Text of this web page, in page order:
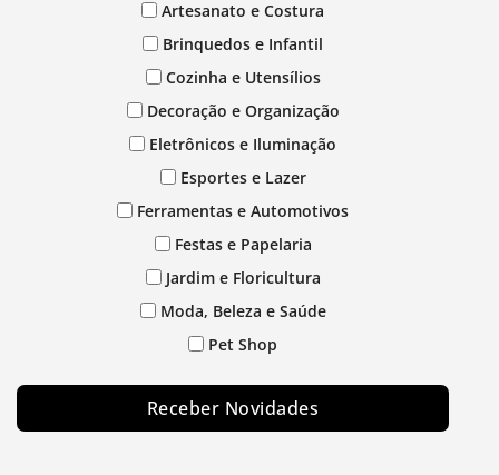
Artesanato e Costura
Brinquedos e Infantil
Cozinha e Utensílios
Decoração e Organização
Eletrônicos e Iluminação
Esportes e Lazer
Ferramentas e Automotivos
Festas e Papelaria
Jardim e Floricultura
Moda, Beleza e Saúde
Pet Shop
Receber Novidades